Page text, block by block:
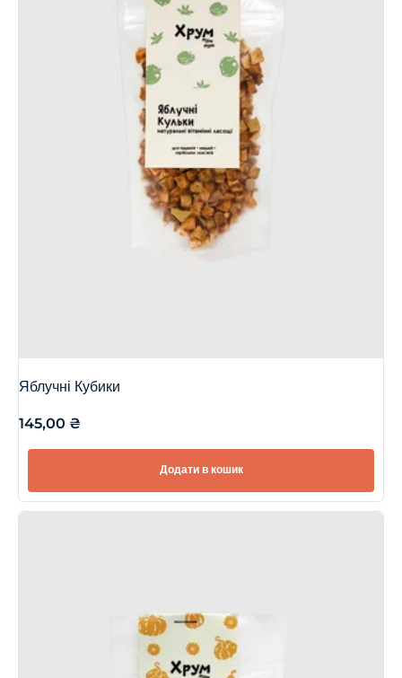
Яблучні Кубики
145,00 ₴
Додати в кошик